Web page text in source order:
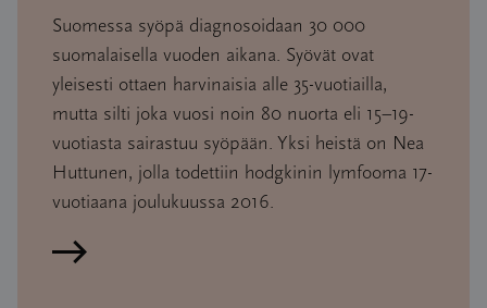
Suomessa syöpä diagnosoidaan 30 000
suomalaisella vuoden aikana. Syövät ovat
yleisesti ottaen harvinaisia alle 35-vuotiailla,
mutta silti joka vuosi noin 80 nuorta eli 15–19-
vuotiasta sairastuu syöpään. Yksi heistä on Nea
Huttunen, jolla todettiin hodgkinin lymfooma 17-
vuotiaana joulukuussa 2016.
Lue artikkeli